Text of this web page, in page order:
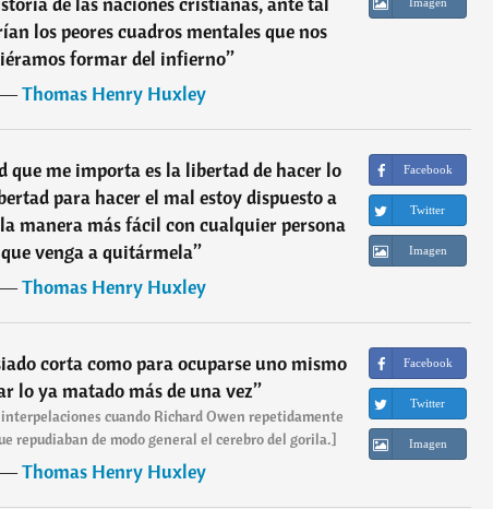
los peores cuadros mentales que nos
formar del infierno”
Thomas Henry Huxley
Imagen
que me importa es la libertad de hacer lo
para hacer el mal estoy dispuesto a
manera más fácil con cualquier persona
que venga a quitármela”
Thomas Henry Huxley
Facebook
Twitter
Imagen
corta como para ocuparse uno mismo
lo ya matado más de una vez”
cuando Richard Owen repetidamente
repudiaban de modo general el cerebro del gorila.]
Thomas Henry Huxley
Facebook
Twitter
Imagen